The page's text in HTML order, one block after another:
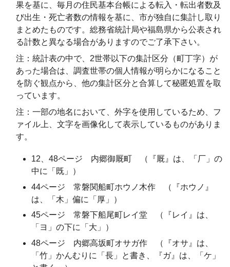
果を基に、毎月の住民基本台帳による転入・転出者数及
び出生・死亡者数の情報を基に、市が独自に集計し取り
まとめたものです。総務省統計局や福島県から公表され
る計数と異なる場合がありますのでご了承下さい。
注：統計表の中で、2世帯以下の集計区分（町丁字）が
あった場合は、調査世帯の個人情報が明らかになること
を防ぐ観点から、他の集計区分と合算して秘匿処置を取
っています。
注：一部の地名において、外字を使用しているため、フ
ァイル上、文字を画像化して表示しているものがありま
す。
12、48ページ 内郷御厩町 （『厩』は、「厂」の
中に「既」）
44ページ 常磐関船町ホウノ木作 （『ホウノ』
は、「木」偏に「厚」）
45ページ 常磐下船尾町レイ堂 （『レイ』は、
「ヨ」の下に「大」）
48ページ 内郷高坂町オサガ作 （『オサ』は、
「竹」かんむりに「長」と書き、『ガ』は、「ケ」